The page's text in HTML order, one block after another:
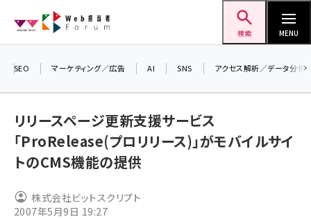
ン
検索 MENU
seo (3524)
youtube (2431)
SEO マーケティング／広告 AI SNS アクセス解析／データ分析
リリースページ更新支援サービス
「ProRelease(プロリリース)」がモバイルサイ
トのCMS機能の提供
株式会社ビットスクリプト
2007年5月9日 19:27